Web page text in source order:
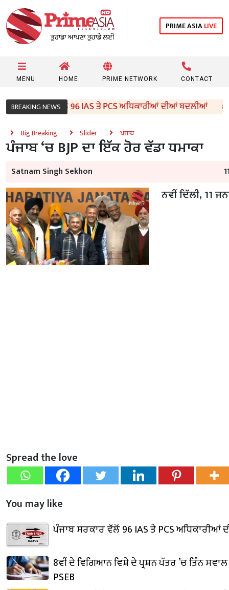
PRIME ASIALIVE
MENU HOME PRIME NETWORK CONTACT
BREAKING NEWS
ਸਰਕਾਰ ਵੱਲੋਂ 96 IAS ਤੇ PCS ਅਧਿਕਾਰੀਆਂ ਦੀਆਂ ਬਦਲੀਆਂ
Big Breaking Slider ਪੰਜਾਬ
ਪੰਜਾਬ ‘ਚ BJP ਦਾ ਇੱਕ ਹੋਰ ਵੱਡਾ ਧਮਾਕਾ
Satnam Singh Sekhon
ਨਵੀਂ ਦਿੱਲੀ, 11
Spread the love
You may like
ਪੰਜਾਬ ਸਰਕਾਰ ਵੱਲੋਂ 96 IAS ਤੇ PCS
8ਵੀਂ ਦੇ ਵਿਗਿਆਨ ਵਿਸ਼ੇ ਦੇ ਪ੍ਰਸ਼ਨ ਪੱਤਰ ’ਚ ਤਿੰਨ
PSEB